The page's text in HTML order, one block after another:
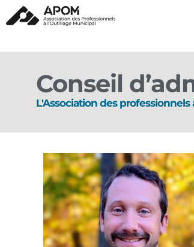
Conseil
L'Association des